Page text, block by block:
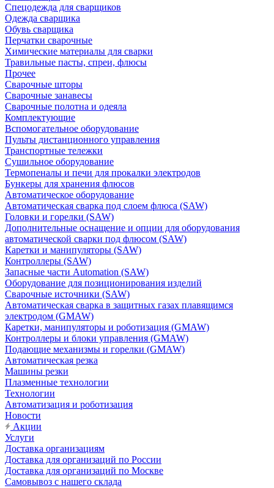
Спецодежда для сварщиков
Одежда сварщика
Обувь сварщика
Перчатки сварочные
Химические материалы для сварки
Травильные пасты, спреи, флюсы
Прочее
Сварочные шторы
Сварочные занавесы
Сварочные полотна и одеяла
Комплектующие
Вспомогательное оборудование
Пульты дистанционного управления
Транспортные тележки
Сушильное оборудование
Термопеналы и печи для прокалки электродов
Бункеры для хранения флюсов
Автоматическое оборудование
Автоматическая сварка под слоем флюса (SAW)
Головки и горелки (SAW)
Дополнительные оснащение и опции для оборудования
автоматической сварки под флюсом (SAW)
Каретки и манипуляторы (SAW)
Контроллеры (SAW)
Запасные части Automation (SAW)
Оборудование для позиционирования изделий
Сварочные источники (SAW)
Автоматическая сварка в защитных газах плавящимся
электродом (GMAW)
Каретки, манипуляторы и роботизация (GMAW)
Контроллеры и блоки управления (GMAW)
Подающие механизмы и горелки (GMAW)
Автоматическая резка
Машины резки
Плазменные технологии
Технологии
Автоматизация и роботизация
Новости
Акции
Услуги
Доставка организациям
Доставка для организаций по России
Доставка для организаций по Москве
Самовывоз с нашего склада